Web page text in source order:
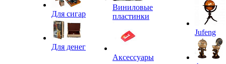
Для сигар
Для денег
Виниловые
пластинки
Аксессуары
Jufeng